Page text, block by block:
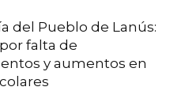
del Pueblo de Lanús:
falta de
y aumentos en